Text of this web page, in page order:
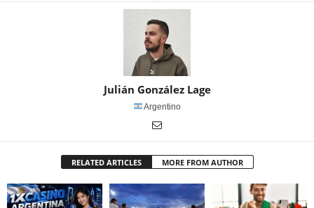
Julián González Lage
Argentino
RELATED ARTICLES MORE FROM AUTHOR